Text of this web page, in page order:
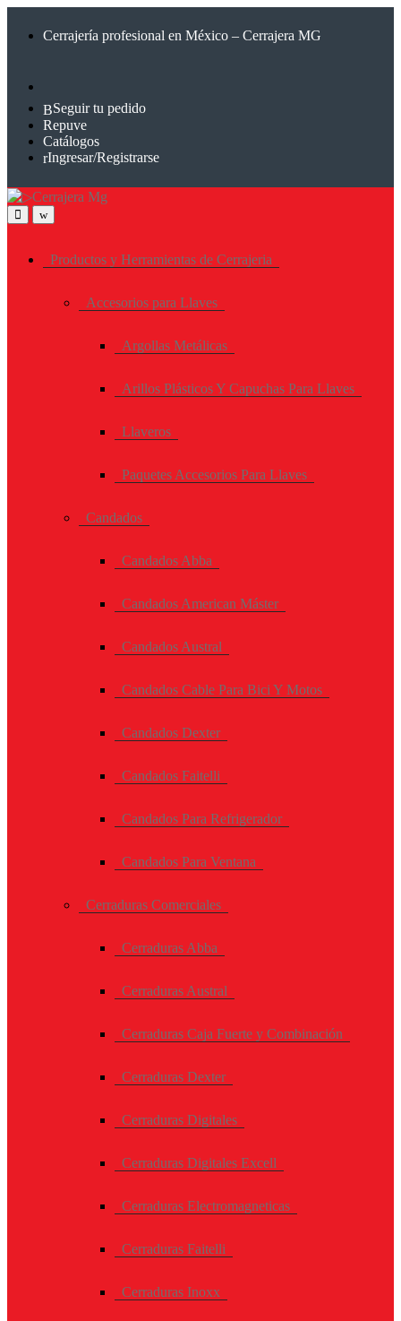
Cerrajería profesional en México – Cerrajera MG
Seguir tu pedido
Repuve
Catálogos
Ingresar/Registrarse
Productos y Herramientas de Cerrajeria
Accesorios para Llaves
Argollas Metálicas
Arillos Plásticos Y Capuchas Para Llaves
Llaveros
Paquetes Accesorios Para Llaves
Candados
Candados Abba
Candados American Máster
Candados Austral
Candados Cable Para Bici Y Motos
Candados Dexter
Candados Faitelli
Candados Para Refrigerador
Candados Para Ventana
Cerraduras Comerciales
Cerraduras Abba
Cerraduras Austral
Cerraduras Caja Fuerte y Combinación
Cerraduras Dexter
Cerraduras Digitales
Cerraduras Digitales Excell
Cerraduras Electromagneticas
Cerraduras Faitelli
Cerraduras Inoxx